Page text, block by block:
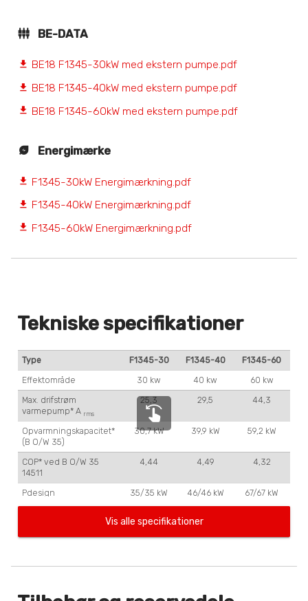
BE-DATA
file_download BE18 F1345-30kW med ekstern pumpe.pdf
file_download BE18 F1345-40kW med ekstern pumpe.pdf
file_download BE18 F1345-60kW med ekstern pumpe.pdf
Energimærke
file_download F1345-30kW Energimærkning.pdf
file_download F1345-40kW Energimærkning.pdf
file_download F1345-60kW Energimærkning.pdf
swipe_left
Tekniske specifikationer
Type F1345-30 F1345-40 F1345-60
Effektområde 30 kw 40 kw 60 kw
Max. drifstrøm
varmepump* A rms
25,3 29,5 44,3
Opvarmningskapacitet*
(B O/W 35)
30,7 kW 39,9 kW 59,2 kW
COP* ved B O/W 35
14511
4,44 4,49 4,32
Pdesign 35/35 kW 46/46 kW 67/67 kW
Energiklasse -
A++/A+++ A++/A+++ A++/A+++
Vis alle specifikationer